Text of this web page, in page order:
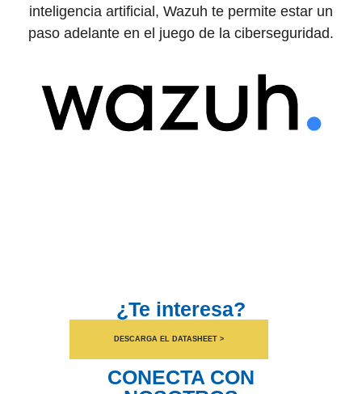
inteligencia artificial, Wazuh te permite estar un
paso adelante en el juego de la ciberseguridad.
¿Te interesa?
DESCARGA EL DATASHEET >
CONECTA CON